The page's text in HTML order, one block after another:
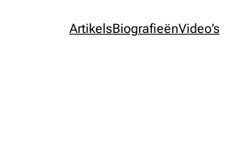
ArtikelsBiografieënVideo’s